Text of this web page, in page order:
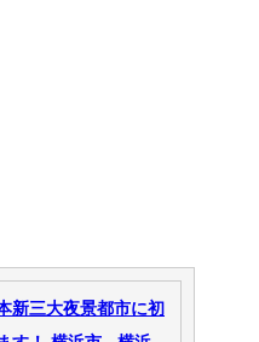
新三大夜景都市に初